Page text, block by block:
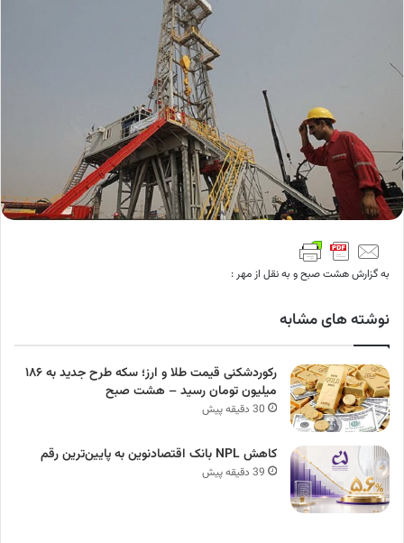
به گزارش هشت صبح و به نقل از مهر :
نوشته های مشابه
رکوردشکنی قیمت طلا و ارز؛ سکه طرح جدید به ۱۸۶
میلیون تومان رسید – هشت صبح
30 دقیقه پیش
کاهش NPL بانک اقتصادنوین به پایین‌ترین رقم
39 دقیقه پیش